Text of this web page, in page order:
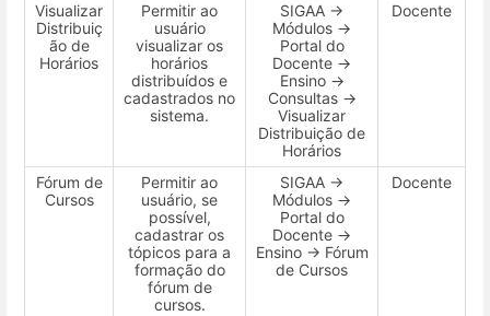
Visualizar
Distribuiç
ão de
Horários
Permitir ao
usuário
visualizar os
horários
distribuídos e
cadastrados no
sistema.
SIGAA →
Módulos →
Portal do
Docente →
Ensino →
Consultas →
Visualizar
Distribuição de
Horários
Docente
Fórum de
Cursos
Permitir ao
usuário, se
possível,
cadastrar os
tópicos para a
formação do
fórum de
cursos.
SIGAA →
Módulos →
Portal do
Docente →
Ensino → Fórum
de Cursos
Docente